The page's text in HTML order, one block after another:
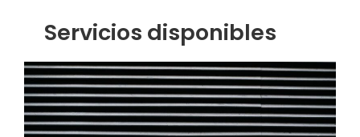
Servicios disponibles